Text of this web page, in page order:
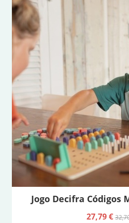
Jogo Decifra Códigos
27,79 €